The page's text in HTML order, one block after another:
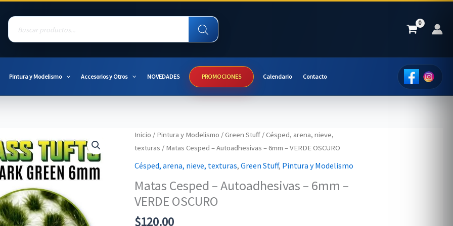
Products
search
Pintura y Modelismo Accesorios y Otros NOVEDADES PROMOCIONES Calendario Contacto
Inicio / Pintura y Modelismo /Green Stuff/Césped, arena, nieve,
texturas / Matas Cesped – Autoadhesivas – 6mm – VERDE OSCURO
Césped, arena, nieve, texturas, Green Stuff, Pintura y Modelismo
Matas Cesped – Autoadhesivas – 6mm –
VERDE OSCURO
$120.00